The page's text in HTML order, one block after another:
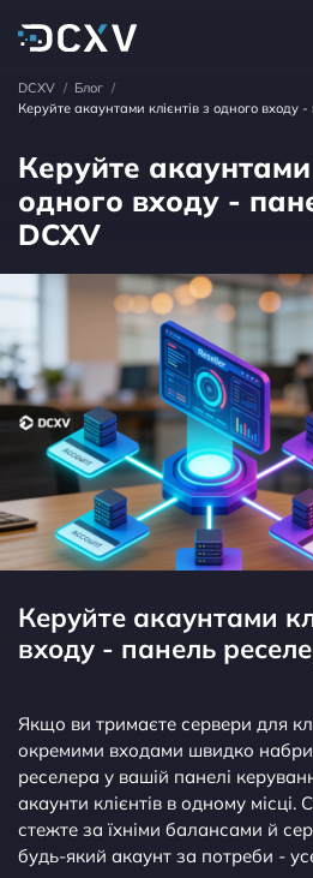
DCXV / Блог /
Керуйте акаунтами клієнтів з одного входу
Керуйте акаунтами
одного входу -
DCXV
Керуйте акаунтами
входу - панель
Якщо ви тримаєте сервери для
окремими входами швидко
реселера у вашій панелі
акаунти клієнтів в одному
стежте за їхніми балансами й
будь-який акаунт за потреби -